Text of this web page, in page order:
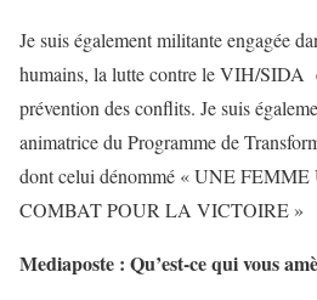
Je suis également militante engagée
humains, la lutte contre le VIH/SIDA
prévention des conflits. Je suis
animatrice du Programme de
dont celui dénommé « UNE
COMBAT POUR LA VICTOIRE »
Mediaposte : Qu’est-ce qui vous